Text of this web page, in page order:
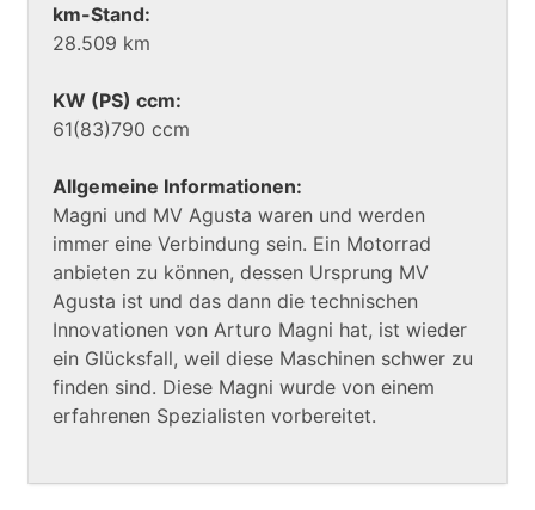
km-Stand:
28.509 km
KW (PS) ccm:
61(83)790 ccm
Allgemeine Informationen:
Magni und MV Agusta waren und werden
immer eine Verbindung sein. Ein Motorrad
anbieten zu können, dessen Ursprung MV
Agusta ist und das dann die technischen
Innovationen von Arturo Magni hat, ist wieder
ein Glücksfall, weil diese Maschinen schwer zu
finden sind. Diese Magni wurde von einem
erfahrenen Spezialisten vorbereitet.